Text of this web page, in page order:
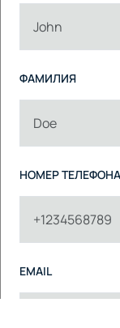
ФАМИЛИЯ
НОМЕР ТЕЛЕФОНА
EMAIL